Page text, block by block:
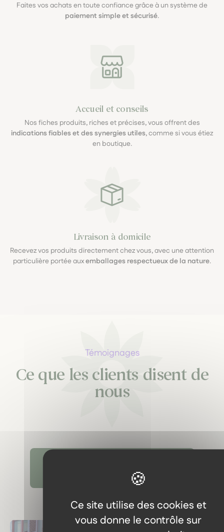
Ce site utilise des cookies et
vous donne le contrôle sur
Faites vos achats en toute confiance grâce à un système de
paiement simple et sécurisé.
Accueil et conseils
Nos fiches produits, riches et précises, vous offrent des
indications fiables et des synergies utiles, comme si vous étiez
en boutique.
Livraison à domicile
Recevez vos produits directement chez vous, avec une attention
particulière portée auxemballages respectueux de la nature.
Témoignages
Ce que les clients disent de
nous